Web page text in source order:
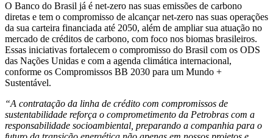
O Banco do Brasil já é net-zero nas suas emissões de carbono
diretas e tem o compromisso de alcançar net-zero nas suas operações
da sua carteira financiada até 2050, além de ampliar sua atuação no
mercado de créditos de carbono, com foco nos biomas brasileiros.
Essas iniciativas fortalecem o compromisso do Brasil com os ODS
das Nações Unidas e com a agenda climática internacional,
conforme os Compromissos BB 2030 para um Mundo +
Sustentável.
“A contratação da linha de crédito com compromissos de
sustentabilidade reforça o comprometimento da Petrobras com a
responsabilidade socioambiental, preparando a companhia para o